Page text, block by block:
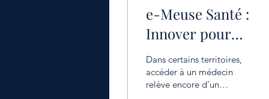
e-Meuse Santé :
Innover pour
faciliter l’accès aux
soins en France
Dans certains territoires,
accéder à un médecin
relève encore d’un